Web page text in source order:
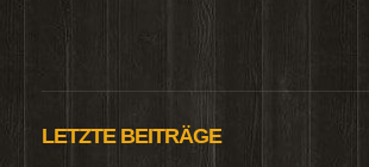
LETZTE BEITRÄGE